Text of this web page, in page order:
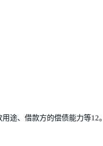
途、借款方的偿债能力等12。